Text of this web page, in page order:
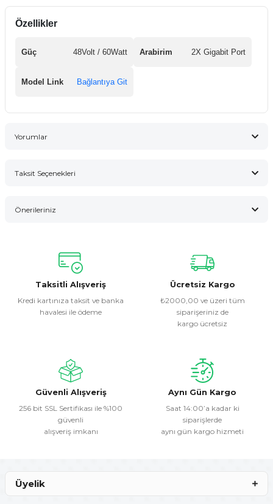
Özellikler
Güç 48Volt / 60Watt Arabirim 2X Gigabit Port
Model Link Bağlantıya Git
Yorumlar
Taksit Seçenekleri
Önerileriniz
konularda yetersiz gördüğünüz noktaları öneri formunu
kullanarak tarafımıza iletebilirsiniz.
Görüş ve önerileriniz için teşekkür ederiz.
Ürün resmi kalitesiz, bozuk veya görüntülenemiyor.
Ürün fiyatı diğer sitelerden daha pahalı.
Bu ürüne benzer farklı alternatifler olmalı.
Taksitli Alışveriş
Kredi kartınıza taksit ve banka
havalesi ile ödeme
Ücretsiz Kargo
₺2000,00 ve üzeri tüm
siparişeriniz de
kargo ücretsiz
Güvenli Alışveriş
256 bit SSL Sertifikası ile %100
güvenli
alışveriş imkanı
Aynı Gün Kargo
Saat 14:00’a kadar ki
siparişlerde
aynı gün kargo hizmeti
Üyelik